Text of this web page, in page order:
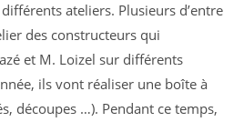
ateliers. Plusieurs d’entre
des constructeurs qui
et M. Loizel sur différents
ils vont réaliser une boîte à
découpes …). Pendant ce temps,